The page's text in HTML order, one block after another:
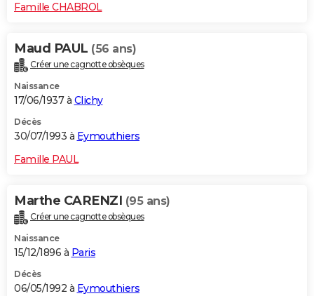
Famille CHABROL
Maud PAUL (56 ans)
Créer une cagnotte obsèques
Naissance
17/06/1937 à Clichy
Décès
30/07/1993 à Eymouthiers
Famille PAUL
Marthe CARENZI (95 ans)
Créer une cagnotte obsèques
Naissance
15/12/1896 à Paris
Décès
06/05/1992 à Eymouthiers